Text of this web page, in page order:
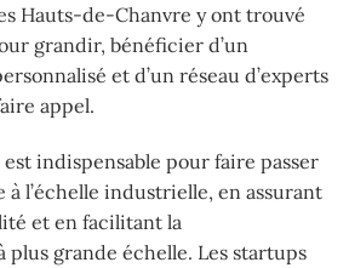
Hauts-de-Chanvre y ont trouvé
grandir, bénéficier d’un
et d’un réseau d’experts
appel.
indispensable pour faire passer
à l’échelle industrielle, en assurant
et en facilitant la
plus grande échelle. Les startups